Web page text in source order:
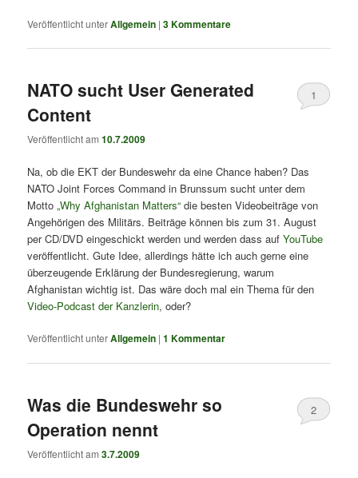
Veröffentlicht unterAllgemein |3Kommentare
NATO sucht User Generated
Content
Veröffentlicht am10.7.2009
1
Na, ob die EKT der Bundeswehr da eine Chance haben? Das
NATO Joint Forces Command in Brunssum sucht unter dem
Motto„Why Afghanistan Matters“ die besten Videobeiträge von
Angehörigen des Militärs. Beiträge können bis zum 31. August
per CD/DVD eingeschickt werden und werden dass aufYouTube
veröffentlicht. Gute Idee, allerdings hätte ich auch gerne eine
überzeugende Erklärung der Bundesregierung, warum
Afghanistan wichtig ist. Das wäre doch mal ein Thema für den
Video-Podcast der Kanzlerin, oder?
Veröffentlicht unterAllgemein |1 Kommentar
Was die Bundeswehr so
Operation nennt
Veröffentlicht am3.7.2009
2